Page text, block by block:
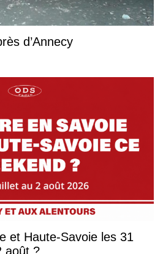
d’Annecy
et Haute-Savoie les 31
juillet, 1er août et 2 août ?